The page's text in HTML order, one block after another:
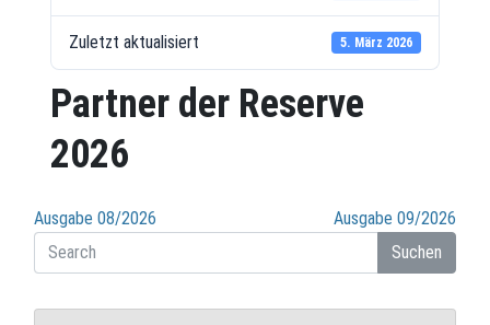
Zuletzt aktualisiert 5. März 2026
Partner der Reserve
2026
Beitragsnavigation
Ausgabe 08/2026
Ausgabe 09/2026
Suchen